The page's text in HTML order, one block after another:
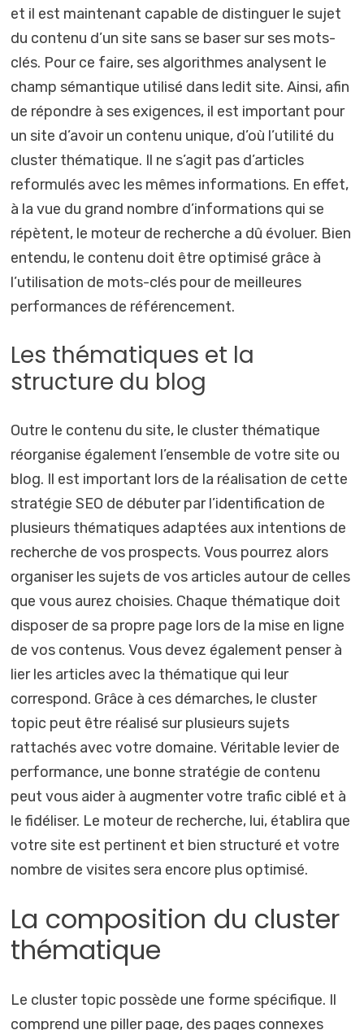
et il est maintenant capable de distinguer le sujet
du contenu d’un site sans se baser sur ses mots-
clés. Pour ce faire, ses algorithmes analysent le
champ sémantique utilisé dans ledit site. Ainsi, afin
de répondre à ses exigences, il est important pour
un site d’avoir un contenu unique, d’où l’utilité du
cluster thématique. Il ne s’agit pas d’articles
reformulés avec les mêmes informations. En effet,
à la vue du grand nombre d’informations qui se
répètent, le moteur de recherche a dû évoluer. Bien
entendu, le contenu doit être optimisé grâce à
l’utilisation de mots-clés pour de meilleures
performances de référencement.
Les thématiques et la
structure du blog
Outre le contenu du site, le cluster thématique
réorganise également l’ensemble de votre site ou
blog. Il est important lors de la réalisation de cette
stratégie SEO de débuter par l’identification de
plusieurs thématiques adaptées aux intentions de
recherche de vos prospects. Vous pourrez alors
organiser les sujets de vos articles autour de celles
que vous aurez choisies. Chaque thématique doit
disposer de sa propre page lors de la mise en ligne
de vos contenus. Vous devez également penser à
lier les articles avec la thématique qui leur
correspond. Grâce à ces démarches, le cluster
topic peut être réalisé sur plusieurs sujets
rattachés avec votre domaine. Véritable levier de
performance, une bonne stratégie de contenu
peut vous aider à augmenter votre trafic ciblé et à
le fidéliser. Le moteur de recherche, lui, établira que
votre site est pertinent et bien structuré et votre
nombre de visites sera encore plus optimisé.
La composition du cluster
thématique
Le cluster topic possède une forme spécifique. Il
comprend une piller page, des pages connexes